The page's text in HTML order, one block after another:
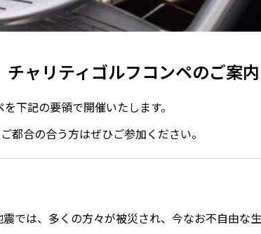
リティゴルフコンペのご案内
記の要領で開催いたします。
都合の合う方はぜひご参加ください。
では、多くの方々が被災され、今なお不自由な